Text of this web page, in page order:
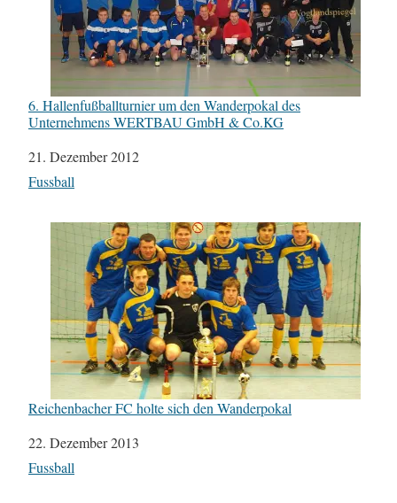
6. Hallenfußballturnier um den Wanderpokal des
Unternehmens WERTBAU GmbH & Co.KG
Datum
21. Dezember 2012
In Bezug auf
Fussball
Reichenbacher FC holte sich den Wanderpokal
Datum
22. Dezember 2013
In Bezug auf
Fussball